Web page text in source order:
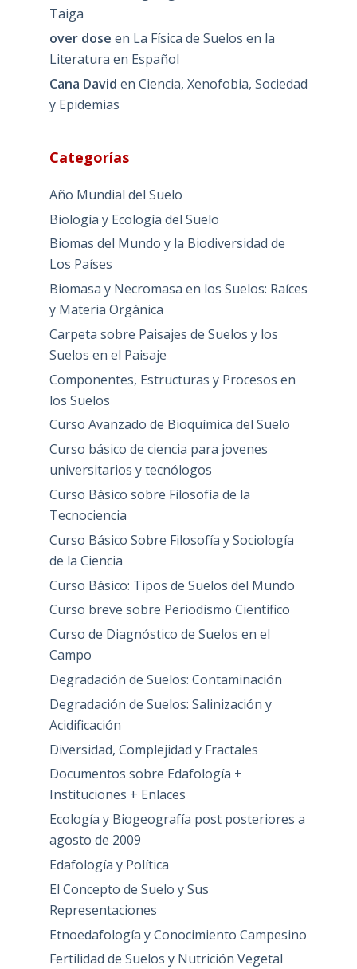
Taiga
over dose en La Física de Suelos en la
Literatura en Español
Cana David en Ciencia, Xenofobia, Sociedad
y Epidemias
Categorías
Año Mundial del Suelo
Biología y Ecología del Suelo
Biomas del Mundo y la Biodiversidad de
Los Países
Biomasa y Necromasa en los Suelos: Raíces
y Materia Orgánica
Carpeta sobre Paisajes de Suelos y los
Suelos en el Paisaje
Componentes, Estructuras y Procesos en
los Suelos
Curso Avanzado de Bioquímica del Suelo
Curso básico de ciencia para jovenes
universitarios y tecnólogos
Curso Básico sobre Filosofía de la
Tecnociencia
Curso Básico Sobre Filosofía y Sociología
de la Ciencia
Curso Básico: Tipos de Suelos del Mundo
Curso breve sobre Periodismo Científico
Curso de Diagnóstico de Suelos en el
Campo
Degradación de Suelos: Contaminación
Degradación de Suelos: Salinización y
Acidificación
Diversidad, Complejidad y Fractales
Documentos sobre Edafología +
Instituciones + Enlaces
Ecología y Biogeografía post posteriores a
agosto de 2009
Edafología y Política
El Concepto de Suelo y Sus
Representaciones
Etnoedafología y Conocimiento Campesino
Fertilidad de Suelos y Nutrición Vegetal